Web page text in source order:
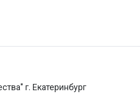
г. Екатеринбург